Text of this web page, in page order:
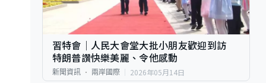
習特會｜人民大會堂大批小朋友歡迎到訪
特朗普讚快樂美麗、令他感動
新聞資訊 兩岸國際 2026年05月14日